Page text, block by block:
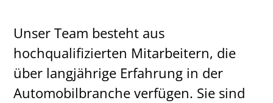
Unser Team besteht aus
hochqualifizierten Mitarbeitern, die
über langjährige Erfahrung in der
Automobilbranche verfügen. Sie sind